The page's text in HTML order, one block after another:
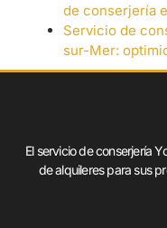
de conserjería
Servicio de
sur-Mer:
El servicio de conserjería
de alquileres para sus